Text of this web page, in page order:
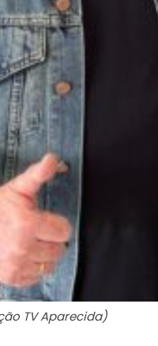
TV Aparecida)